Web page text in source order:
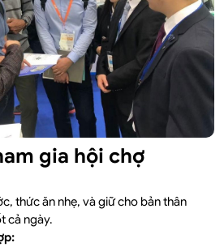
gia hội chợ
thức ăn nhẹ, và giữ cho bản thân
cả ngày.